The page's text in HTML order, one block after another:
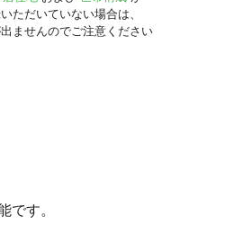
ただいていない場合は、
ませんのでご注意ください
です。